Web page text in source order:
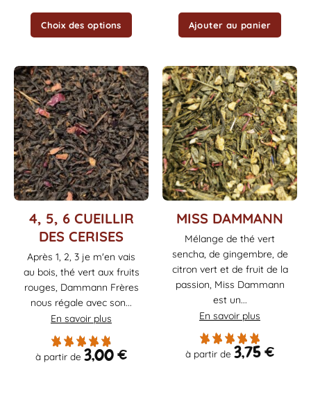
Choix des options Ajouter au panier
4, 5, 6 CUEILLIR
DES CERISES
Après 1, 2, 3 je m'en vais
au bois, thé vert aux fruits
rouges, Dammann Frères
nous régale avec son...
En savoir plus
à partir de 3,00€
Ce
produit
plusieurs
variations.
Les
options
peuvent
choisies
MISS DAMMANN
Mélange de thé vert
sencha, de gingembre, de
citron vert et de fruit de la
passion, Miss Dammann
est un...
En savoir plus
à partir de 3,75€
Ce
plusieurs
variations.
Les
peuvent
choisies